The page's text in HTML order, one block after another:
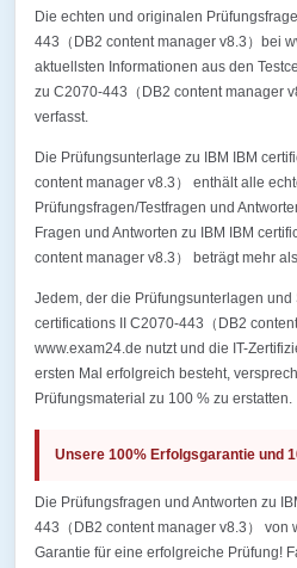
Die echten und originalen
443（DB2 content manager v8.3）bei
aktuellsten Informationen aus den
zu C2070-443（DB2 content manager
verfasst.
Die Prüfungsunterlage zu IBM IBM
content manager v8.3） enthält alle
Prüfungsfragen/Testfragen und
Fragen und Antworten zu IBM IBM
content manager v8.3） beträgt mehr
Jedem, der die Prüfungsunterlagen und
certifications II C2070-443（DB2
www.exam24.de nutzt und die IT-
ersten Mal erfolgreich besteht,
Prüfungsmaterial zu 100 % zu erstatten.
Unsere 100% Erfolgsgarantie und
Die Prüfungsfragen und Antworten zu
443（DB2 content manager v8.3） von
Garantie für eine erfolgreiche Prüfung!